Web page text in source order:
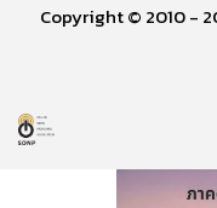
Copyright © 2010 -